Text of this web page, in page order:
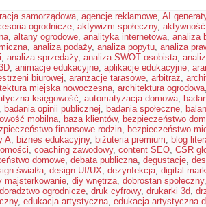
samorządowa, agencje reklamowe, AI
ogrodnicze, aktywizm społeczny,
, altany ogrodowe, analityka internetowa, analiza
, analiza podaży, analiza popytu, analiza
, analiza sprzedaży, analiza SWOT osobista,
, animacje edukacyjne, aplikacje edukacyjne,
biurowej, aranżacje tarasowe, arbitraż,
miejska nowoczesna, architektura ogrodowa
księgowość, automatyzacja domowa,
, badania opinii publicznej, badania społeczne,
mobilna, baza klientów, bezpieczeństwo
finansowe rodzin, bezpieczeństwo
A, biznes edukacyjny, biżuteria premium, blog
, coaching zawodowy, content SEO, CSR
domowe, debata publiczna, degustacje,
światła, design UI/UX, dezynfekcja, digital
majsterkowanie, diy wnętrza, dobrostan społeczny
doradztwo ogrodnicze, druk cyfrowy, drukarki 3d,
, edukacja artystyczna, edukacja artystyczna